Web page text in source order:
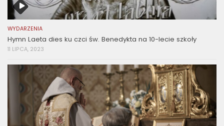
WYDARZENIA
Hymn Laeta dies ku czci św. Benedykta na 10-lecie szkoły
11 LIPCA, 2023